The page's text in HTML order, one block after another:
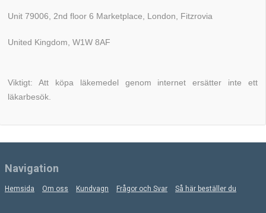
Unit 79006, 2nd floor 6 Marketplace, London, Fitzrovia
United Kingdom, W1W 8AF
Viktigt: Att köpa läkemedel genom internet ersätter inte ett
läkarbesök.
Navigation
Hemsida Om oss Kundvagn Frågor och Svar Så här beställer du